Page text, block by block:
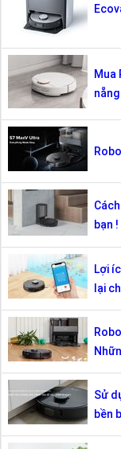
Mua
nẵng
bạn !
Lợi
lại
Sử
bền